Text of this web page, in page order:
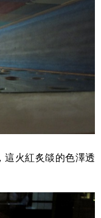
這火紅炙燄的色澤透